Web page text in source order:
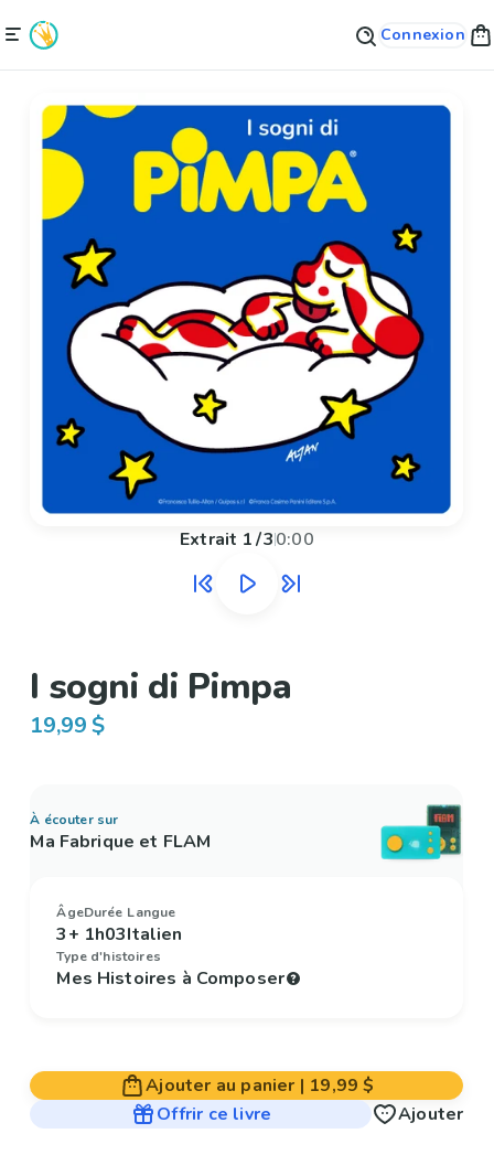
Connexion
Extrait 1/30:00
I sogni di Pimpa
19,99 $
À écouter sur
Ma Fabrique et FLAM
Âge
3+
Durée
1h03
Langue
Italien
Type d'histoires
Mes Histoires à Composer
Ajouter au panier | 19,99 $
Offrir ce livre
Ajouter